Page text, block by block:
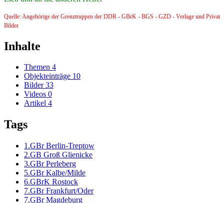
Quelle: Angehörige der Grenztruppen der DDR - GBrK - BGS - GZD - Verlage und Privat
Bilder
Inhalte
Themen 4
Objekteinträge 10
Bilder 33
Videos 0
Artikel 4
Tags
1.GBr Berlin-Treptow
2.GB Groß Glienicke
3.GBr Perleberg
5.GBr Kalbe/Milde
6.GBrK Rostock
7.GBr Frankfurt/Oder
7.GBr Magdeburg